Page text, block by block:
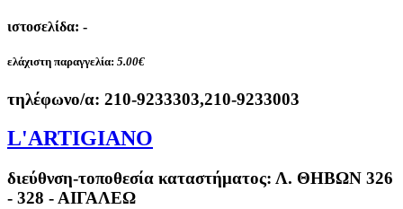
ιστοσελίδα: -
ελάχιστη παραγγελία: 5.00€
τηλέφωνο/α: 210-9233303,210-9233003
L'ARTIGIANO
διεύθνση-τοποθεσία καταστήματος: Λ. ΘΗΒΩΝ 326
- 328 - ΑΙΓΑΛΕΩ